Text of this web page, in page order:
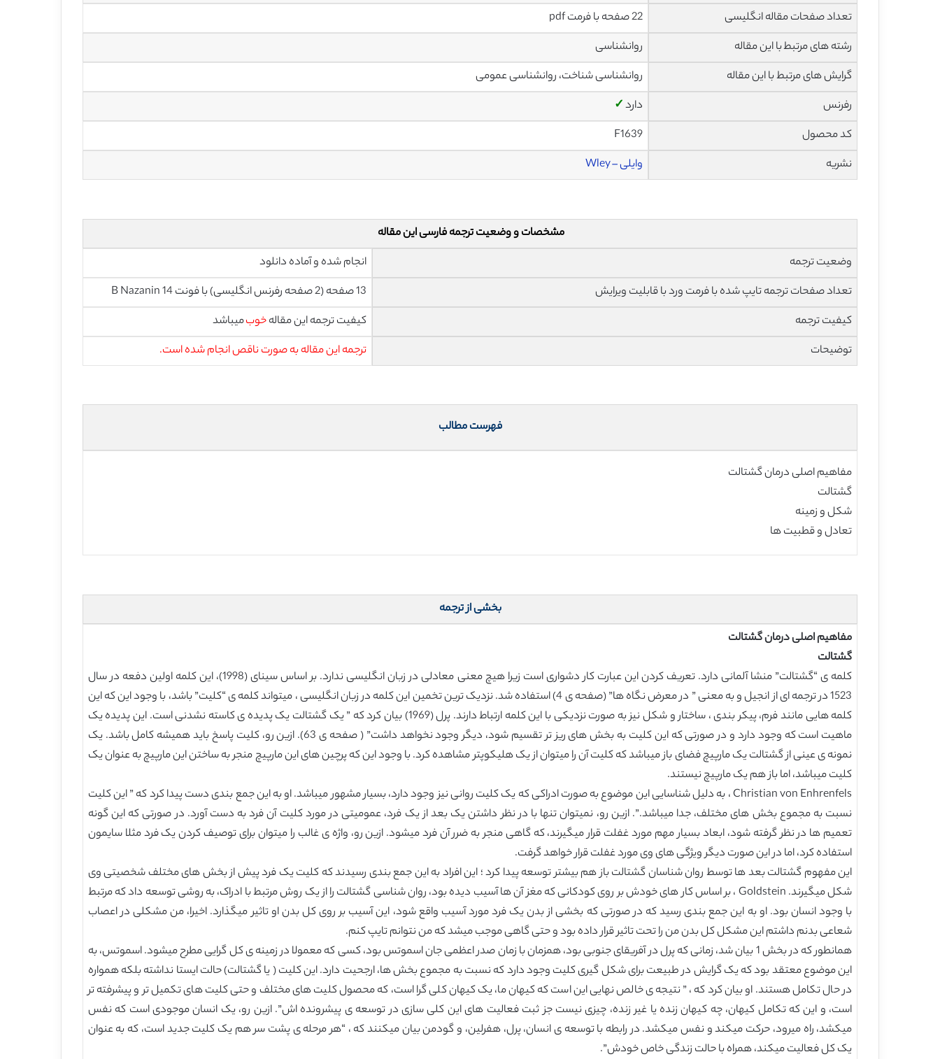
تعداد صفحات مقاله انگلیسی
22 صفحه با فرمت pdf
رشته های مرتبط با این مقاله
روانشناسی
گرایش های مرتبط با این مقاله
روانشناسی شناخت، روانشناسی عمومی
رفرنس
دارد✓
کد محصول
F1639
نشریه
وایلی – Wley
مشخصات و وضعیت ترجمه فارسی این مقاله
وضعیت ترجمه
انجام شده و آماده دانلود
تعداد صفحات ترجمه تایپ شده با فرمت ورد با قابلیت ویرایش
13 صفحه (2 صفحه رفرنس انگلیسی) با فونت 14 B Nazanin
کیفیت ترجمه
کیفیت ترجمه این مقالهخوبمیباشد
توضیحات
ترجمه این مقاله به صورت ناقص انجام شده است.
فهرست مطالب
مفاهیم اصلی درمان گشتالت
گشتالت
شکل و زمینه
تعادل و قطبیت ها
بخشی از ترجمه
مفاهیم اصلی درمان گشتالت
گشتالت
کلمه ی “گشتالت” منشا آلمانی دارد. تعریف کردن این عبارت کار دشواری است زیرا هیچ معنی معادلی در زبان انگلیسی ندارد. بر اساس سینای (1998)، این کلمه اولین دفعه در سال
1523 در ترجمه ای از انجیل و به معنی ” در معرض نگاه ها” (صفحه ی 4) استفاده شد. نزدیک ترین تخمین این کلمه در زبان انگلیسی ، میتواند کلمه ی “کلیت” باشد، با وجود این که این
کلمه هایی مانند فرم، پیکر بندی ، ساختار و شکل نیز به صورت نزدیکی با این کلمه ارتباط دارند. پرل (1969) بیان کرد که ” یک گشتالت یک پدیده ی کاسته نشدنی است. این پدیده یک
ماهیت است که وجود دارد و در صورتی که این کلیت به بخش های ریز تر تقسیم شود، دیگر وجود نخواهد داشت” ( صفحه ی 63). ازین رو، کلیت پاسخ باید همیشه کامل باشد. یک
نمونه ی عینی از گشتالت یک مارپیچ فضای باز میباشد که کلیت آن را میتوان از یک هلیکوپتر مشاهده کرد. با وجود این که پرچین های این مارپیچ منجر به ساختن این مارپیچ به عنوان یک
کلیت میباشد، اما باز هم یک مارپیچ نیستند.
Christian von Enhrenfels ، به دلیل شناسایی این موضوع به صورت ادراکی که یک کلیت روانی نیز وجود دارد، بسیار مشهور میباشد. او به این جمع بندی دست پیدا کرد که ” این کلیت
نسبت به مجموع بخش های مختلف، جدا میباشد.”. ازین رو، نمیتوان تنها با در نظر داشتن یک بعد از یک فرد، عمومیتی در مورد کلیت آن فرد به دست آورد. در صورتی که این گونه
تعمیم ها در نظر گرفته شود، ابعاد بسیار مهم مورد غفلت قرار میگیرند، که گاهی منجر به ضرر آن فرد میشود. ازین رو، واژه ی غالب را میتوان برای توصیف کردن یک فرد مثلا سایمون
استفاده کرد، اما در این صورت دیگر ویژگی های وی مورد غفلت قرار خواهد گرفت.
این مفهوم گشتالت بعد ها توسط روان شناسان گشتالت باز هم بیشتر توسعه پیدا کرد ؛ این افراد به این جمع بندی رسیدند که کلیت یک فرد پیش از بخش های مختلف شخصیتی وی
شکل میگیرند. Goldstein ، بر اساس کار های خودش بر روی کودکانی که مغز آن ها آسیب دیده بود، روان شناسی گشتالت را از یک روش مرتبط با ادراک، به روشی توسعه داد که مرتبط
با وجود انسان بود. او به این جمع بندی رسید که در صورتی که بخشی از بدن یک فرد مورد آسیب واقع شود، این آسیب بر روی کل بدن او تاثیر میگذارد. اخیرا، من مشکلی در اعصاب
شعاعی بدنم داشتم این مشکل کل بدن من را تحت تاثیر قرار داده بود و حتی گاهی موجب میشد که من نتوانم تایپ کنم.
همانطور که در بخش 1 بیان شد، زمانی که پرل در آفریقای جنوبی بود، همزمان با زمان صدر اعظمی جان اسموتس بود، کسی که معمولا در زمینه ی کل گرایی مطرح میشود. اسموتس، به
این موضوع معتقد بود که یک گرایش در طبیعت برای شکل گیری کلیت وجود دارد که نسبت به مجموع بخش ها، ارجحیت دارد. این کلیت ( یا گشتالت) حالت ایستا نداشته بلکه همواره
در حال تکامل هستند. او بیان کرد که ، ” نتیجه ی خالص نهایی این است که کیهان ما، یک کیهان کلی گرا است، که محصول کلیت های مختلف و حتی کلیت های تکمیل تر و پیشرفته تر
است، و این که تکامل کیهان، چه کیهان زنده یا غیر زنده، چیزی نیست جز ثبت فعالیت های این کلی سازی در توسعه ی پیشرونده اش”. ازین رو، یک انسان موجودی است که نفس
میکشد، راه میرود، حرکت میکند و نفس میکشد. در رابطه با توسعه ی انسان، پرل، هفرلین، و گودمن بیان میکنند که ، “هر مرحله ی پشت سر هم یک کلیت جدید است، که به عنوان
یک کل فعالیت میکند، همراه با حالت زندگی خاص خودش”.